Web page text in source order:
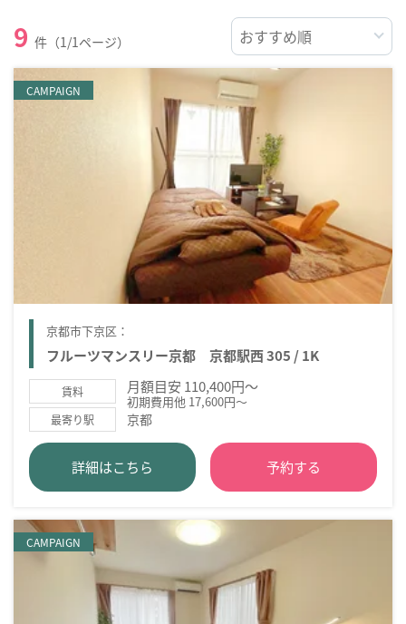
9 件（1/1ページ）
CAMPAIGN
京都市下京区：
フルーツマンスリー京都 京都駅西 305 / 1K
賃料 月額目安 110,400円～
初期費用他 17,600円～
最寄り駅 京都
詳細はこちら 予約する
CAMPAIGN